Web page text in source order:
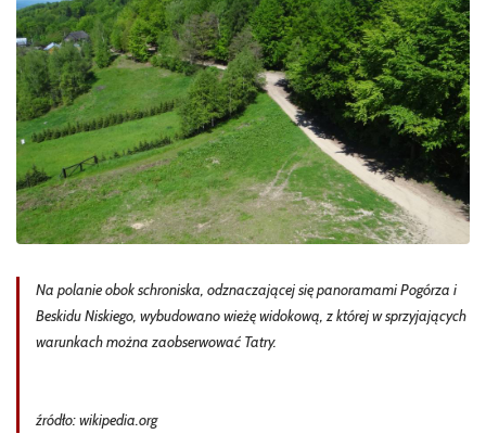
Na polanie obok schroniska, odznaczającej się panoramami Pogórza i
Beskidu Niskiego, wybudowano wieżę widokową, z której w sprzyjających
warunkach można zaobserwować Tatry.
źródło: wikipedia.org